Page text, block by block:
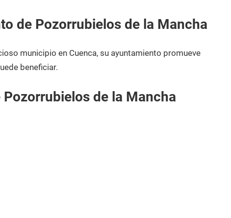
de Pozorrubielos de la Mancha
municipio en Cuenca, su ayuntamiento promueve
beneficiar.
de la Mancha